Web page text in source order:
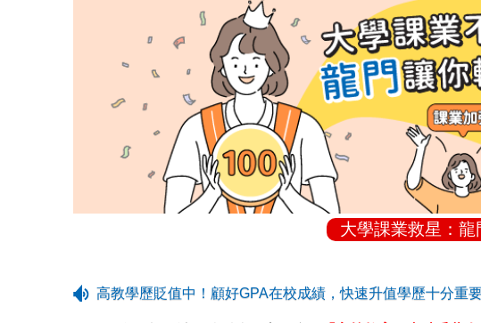
大學課業救星：龍
高教學歷貶值中！顧好GPA在校成績，快速升值學歷十分重要